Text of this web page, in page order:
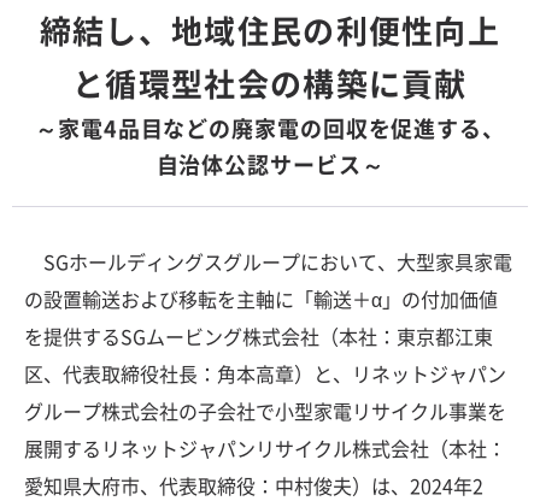
締結し、地域住民の利便性向上
と循環型社会の構築に貢献
～家電4品目などの廃家電の回収を促進する、
自治体公認サービス～
SGホールディングスグループにおいて、大型家具家電
の設置輸送および移転を主軸に「輸送＋α」の付加価値
を提供するSGムービング株式会社（本社：東京都江東
区、代表取締役社長：角本高章）と、リネットジャパン
グループ株式会社の子会社で小型家電リサイクル事業を
展開するリネットジャパンリサイクル株式会社（本社：
愛知県大府市、代表取締役：中村俊夫）は、2024年2